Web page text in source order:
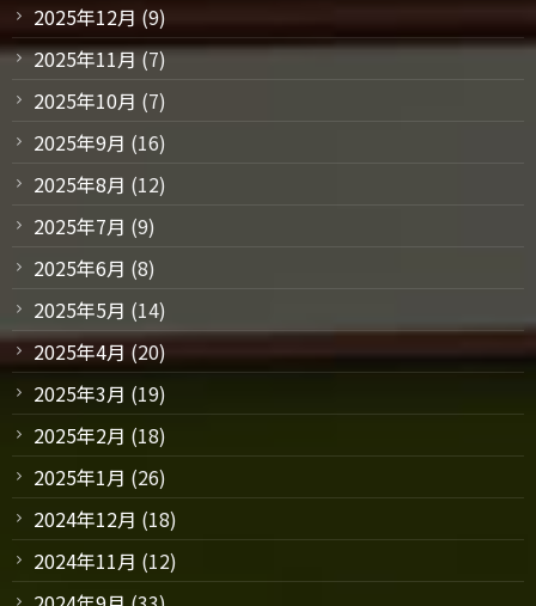
2025年12月 (9)
2025年11月(7)
2025年10月 (7)
2025年9月 (16)
2025年8月 (12)
2025年7月 (9)
2025年6月 (8)
2025年5月 (14)
2025年4月 (20)
2025年3月 (19)
2025年2月 (18)
2025年1月 (26)
2024年12月 (18)
2024年11月 (12)